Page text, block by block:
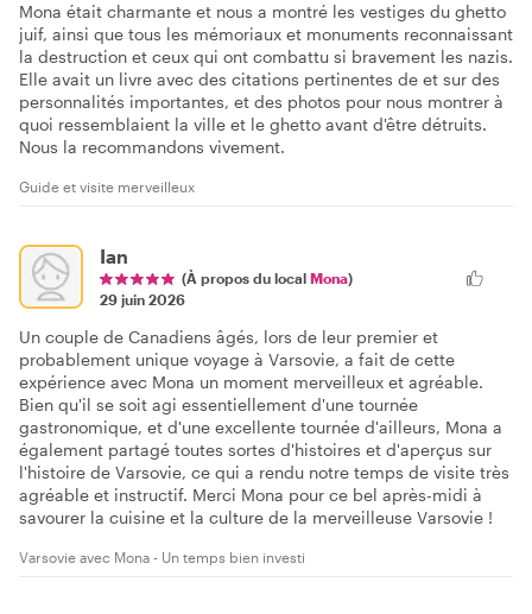
Mona était charmante et nous a montré les vestiges du ghetto
juif, ainsi que tous les mémoriaux et monuments reconnaissant
la destruction et ceux qui ont combattu si bravement les nazis.
Elle avait un livre avec des citations pertinentes de et sur des
personnalités importantes, et des photos pour nous montrer à
quoi ressemblaient la ville et le ghetto avant d'être détruits.
Nous la recommandons vivement.
Guide et visite merveilleux
Ian
(À propos du local Mona)
29 juin 2026
Un couple de Canadiens âgés, lors de leur premier et
probablement unique voyage à Varsovie, a fait de cette
expérience avec Mona un moment merveilleux et agréable.
Bien qu'il se soit agi essentiellement d'une tournée
gastronomique, et d'une excellente tournée d'ailleurs, Mona a
également partagé toutes sortes d'histoires et d'aperçus sur
l'histoire de Varsovie, ce qui a rendu notre temps de visite très
agréable et instructif. Merci Mona pour ce bel après-midi à
savourer la cuisine et la culture de la merveilleuse Varsovie !
Varsovie avec Mona - Un temps bien investi